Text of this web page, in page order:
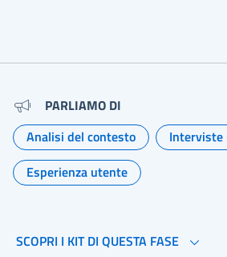
PARLIAMO DI
Argomento:
Analisi del contesto
Argomento:
Esperienza utente
SCOPRI I KIT DI QUESTA FASE